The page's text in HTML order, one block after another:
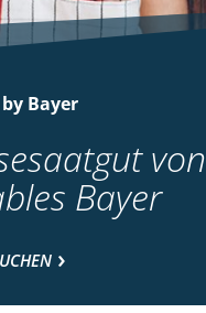
Bayer
von
Bayer